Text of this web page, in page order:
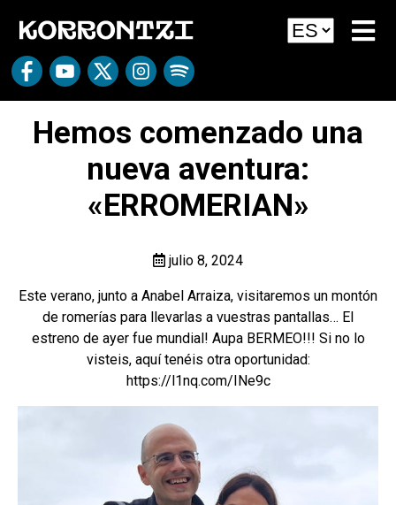
Hemos comenzado una
nueva aventura:
«ERROMERIAN»
julio 8, 2024
Este verano, junto a Anabel Arraiza, visitaremos un montón
de romerías para llevarlas a vuestras pantallas… El
estreno de ayer fue mundial! Aupa BERMEO!!! Si no lo
visteis, aquí tenéis otra oportunidad:
https://l1nq.com/INe9c